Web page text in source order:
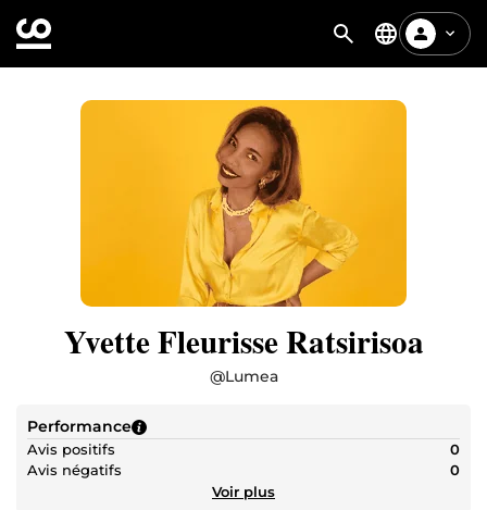
Yvette Fleurisse Ratsirisoa
@Lumea
Performance
Avis positifs
0
Avis négatifs
0
Voir plus